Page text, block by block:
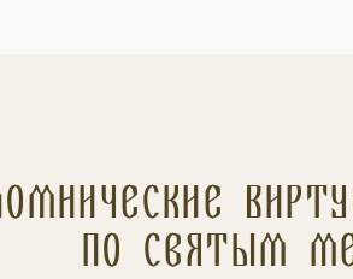
по святым